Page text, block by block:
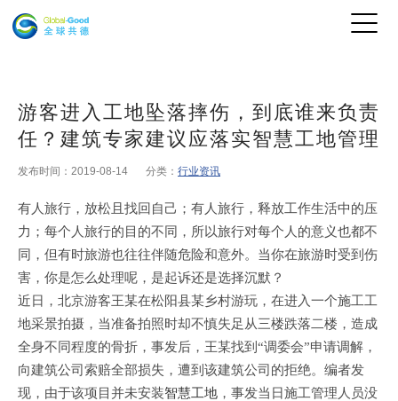
游客进入工地坠落摔伤，到底谁来负责
任？建筑专家建议应落实智慧工地管理
发布时间：2019-08-14 分类： 行业资讯
有人旅行，放松且找回自己；有人旅行，释放工作生活中的压
力；每个人旅行的目的不同，所以旅行对每个人的意义也都不
同，但有时旅游也往往伴随危险和意外。当你在旅游时受到伤
害，你是怎么处理呢，是起诉还是选择沉默？
近日，北京游客王某在松阳县某乡村游玩，在进入一个施工工
地采景拍摄，当准备拍照时却不慎失足从三楼跌落二楼，造成
全身不同程度的骨折，事发后，王某找到 “调委会”申请调解，
向建筑公司索赔全部损失，遭到该建筑公司的拒绝。编者发
现，由于该项目并未安装智慧工地 ，事发当日施工管理人员没